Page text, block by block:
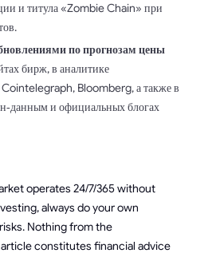
и титула «Zombie Chain» при
по прогнозам цены
бирж, в аналитике
Bloomberg, а также в
и официальных блогах
operates 24/7/365 without
always do your own
Nothing from the
constitutes financial advice